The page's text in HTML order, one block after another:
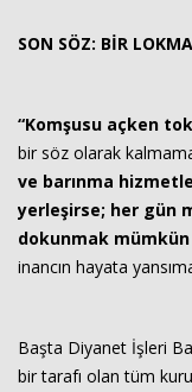
SON SÖZ: BİR
“Komşusu açken
bir söz olarak
ve barınma
yerleşirse; her gün
dokunmak
inancın hayata
Başta Diyanet İşleri
bir tarafı olan tüm